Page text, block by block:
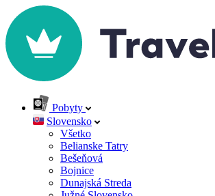
Pobyty
Slovensko
Všetko
Belianske Tatry
Bešeňová
Bojnice
Dunajská Streda